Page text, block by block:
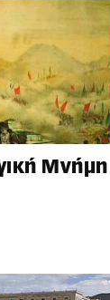
Μνήμη